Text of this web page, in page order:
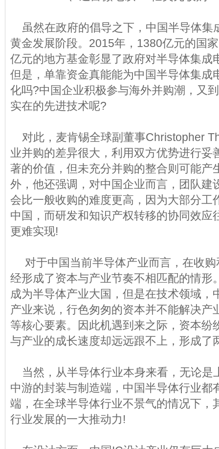
虽然在政府的倡导之下，中国半导体集
黄金发展阶段。2015年，1380亿元的国
亿元的地方基金彰显了政府对半导体集成
但是，单靠资金真能能为中国半导体集成
化吗?中国企业积极参与海外并购潮，又
实在的先进技术呢?
对此，麦肯锡全球副董事Christopher
业并购的差异很大，利用双方优势进行妥
著的价值，但未充分并购的整合则可能产
外，他还强调，对中国企业而言，团队建
会比一般收购的难度更高，因为大部分工
中国，而研发和知识产权转移的协同效应
更难实现!
对于中国当前半导体产业而言，在收购
经形成了资本与产业节奏不相匹配的情形
成为半导体产业大国，但是在技术领域，
产业来说，行色匆匆的资本并不能解决产
等核心要素。因此机遇到来之际，资本纷
与产业的成长速度却远远跟不上，形成了
当然，从半导体行业本身来看，无论是
中游的封装与制造端，中国半导体行业都
端，在全球半导体行业不景气的情况下，
行业发展的一大推动力!